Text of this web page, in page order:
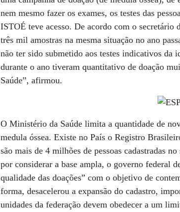
nem mesmo fazer os exames, os testes das
ISTOÉ teve acesso. De acordo com o
três mil amostras na mesma situação no ano
não ter sido submetido aos testes indicativos da
durante o ano tiveram quantitativo de doação
Saúde”, afirmou.
O Ministério da Saúde limita a quantidade de
medula óssea. Existe no País o Registro
são mais de 4 milhões de pessoas cadastradas
por considerar a base ampla, o governo federal
qualidade das doações” com o objetivo de
forma, desacelerou a expansão do cadastro,
unidades da federação devem obedecer a um